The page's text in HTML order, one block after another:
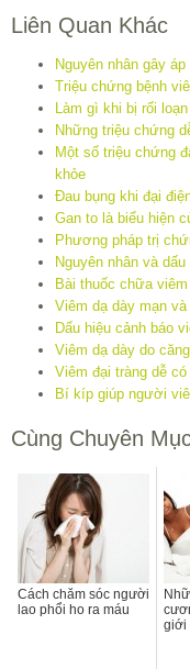
Liên Quan Khác
Nguyên nhân gây
Triệu chứng bệnh
Làm gì khi bị rối
Những triệu chứng
Một số triệu chứng
khỏe
Đau bụng khi đại
Gan to là biểu hiện
Phương pháp trị
Nguyên nhân và
Bài thuốc chữa
Viêm dạ dày mạn
Dấu hiệu cảnh báo
Viêm dạ dày do
Viêm đại tràng dễ
Bí kíp giúp người
Cùng Chuyên
Cách chăm sóc người
lao phổi ho ra máu
giới